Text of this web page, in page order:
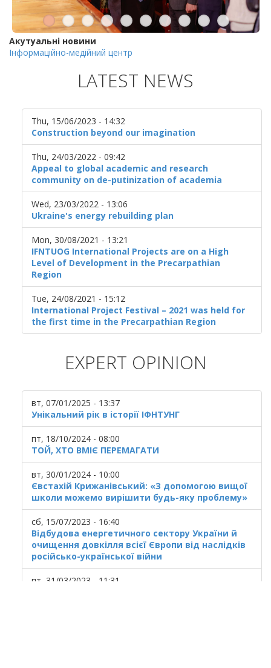
Акутуальні новини
Інформаційно-медійний центр
LATEST NEWS
Thu, 15/06/2023 - 14:32
Construction beyond our imagination
Thu, 24/03/2022 - 09:42
Appeal to global academic and research
community on de-putinization of academia
Wed, 23/03/2022 - 13:06
Ukraine's energy rebuilding plan
Mon, 30/08/2021 - 13:21
IFNTUOG International Projects are on a High
Level of Development in the Precarpathian
Region
Tue, 24/08/2021 - 15:12
International Project Festival – 2021 was held for
the first time in the Precarpathian Region
EXPERT OPINION
вт, 07/01/2025 - 13:37
Унікальний рік в історії ІФНТУНГ
пт, 18/10/2024 - 08:00
ТОЙ, ХТО ВМІЄ ПЕРЕМАГАТИ
вт, 30/01/2024 - 10:00
Євстахій Крижанівський: «З допомогою вищої
школи можемо вирішити будь-яку проблему»
сб, 15/07/2023 - 16:40
Відбудова енергетичного сектору України й
очищення довкілля всієї Європи від наслідків
російсько-української війни
пт, 31/03/2023 - 11:31